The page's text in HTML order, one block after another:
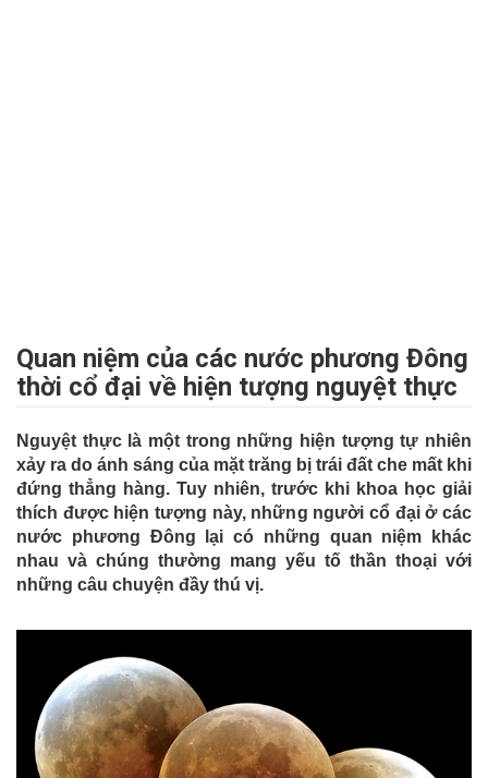
Quan niệm của các nước phương Đông
thời cổ đại về hiện tượng nguyệt thực
Nguyệt thực là một trong những hiện tượng tự nhiên
xảy ra do ánh sáng của mặt trăng bị trái đất che mất khi
đứng thẳng hàng. Tuy nhiên, trước khi khoa học giải
thích được hiện tượng này, những người cổ đại ở các
nước phương Đông lại có những quan niệm khác
nhau và chúng thường mang yếu tố thần thoại với
những câu chuyện đầy thú vị.